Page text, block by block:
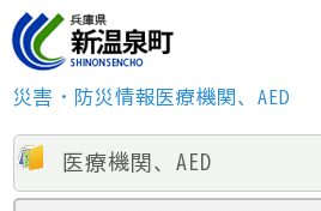
災害・防災情報 医療機関、AED
医療機関、AED